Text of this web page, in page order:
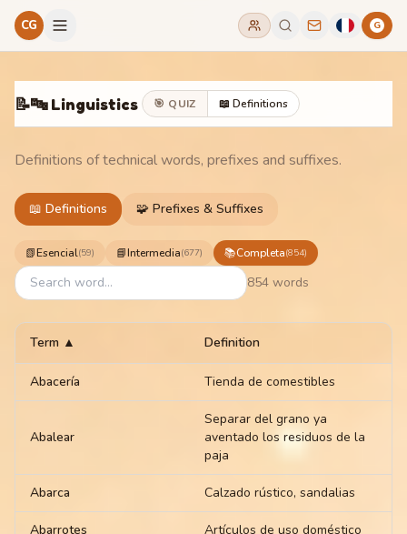
CG G
📝🔤 Linguistics 🎯 QUIZ 📖 Definitions
Definitions of technical words, prefixes and suffixes.
📖 Definitions 🧩 Prefixes & Suffixes
📗Esencial(59) 📘Intermedia(677) 📚Completa(854)
854 words
Term ▲ Definition
Abacería Tienda de comestibles
Abalear
Separar del grano ya
aventado los residuos de la
paja
Abarca Calzado rústico, sandalias
Abarrotes Artículos de uso doméstico